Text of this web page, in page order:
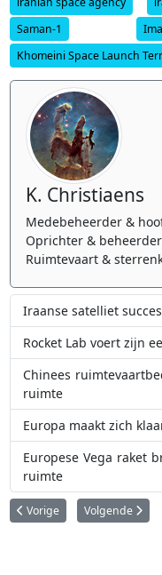
Saman-1
Khomeini Space Launch
K. Christiaens
Medebeheerder &
Oprichter &
Ruimtevaart &
Iraanse satelliet
Rocket Lab voert zijn
Chinees
ruimte
Europa maakt zich
Europese Vega raket
ruimte
Vorig artikel: Tweede
Vorige Volgende
Volgende